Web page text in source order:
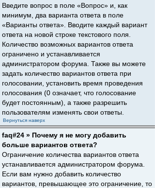
Введите вопрос в поле «Вопрос» и, как
минимум, два варианта ответа в поле
«Варианты ответа». Вводите каждый вариант
ответа на новой строке текстового поля.
Количество возможных вариантов ответа
ограничено и устанавливается
администратором форума. Также вы можете
задать количество вариантов ответа при
голосовании, установить время проведения
голосования (0 означает, что голосование
будет постоянным), а также разрешить
пользователям изменять свои ответы.
Вернуться наверх
faq#24 » Почему я не могу добавить
больше вариантов ответа?
Ограничение количества вариантов ответа
устанавливается администратором форума.
Если вам нужно добавить количество
вариантов, превышающее это ограничение, то